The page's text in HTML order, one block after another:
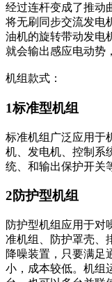
经过连杆变成了推动
将无刷同步交流发电
油机的旋转带动发电
就会输出感应电动势
机组款式：
1标准型机组
标准机组广泛应用于
机、发电机、控制系
统、和输出保护开关
2防护型机组
防护型机组应用于对
准机组、防护罩壳、
降噪装置，只要满足
小，成本较低。机组